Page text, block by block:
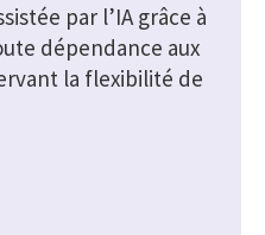
par l’IA grâce à
dépendance aux
la flexibilité de